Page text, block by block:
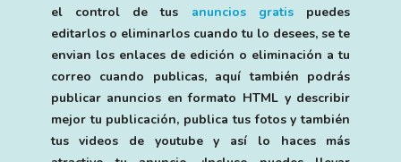
el control de tus anuncios gratispuedes
editarlos o eliminarlos cuando tu lo desees, se te
envian los enlaces de edición o eliminación a tu
correo cuando publicas, aquí también podrás
publicar anuncios en formato HTML y describir
mejor tu publicación, publica tus fotos y también
tus videos de youtube y así lo haces más